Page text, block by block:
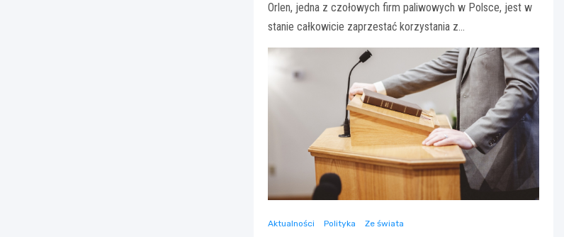
Orlen, jedna z czołowych firm paliwowych w Polsce, jest w
stanie całkowicie zaprzestać korzystania z…
Aktualności Polityka Ze świata